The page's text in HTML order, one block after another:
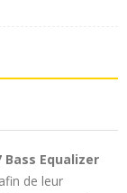
Bass Equalizer
afin de leur